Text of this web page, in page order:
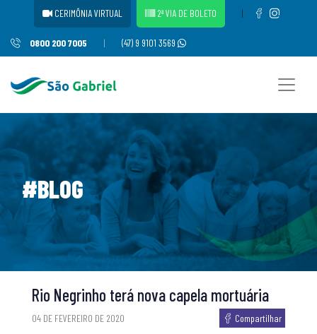
0800 200 7005 | (47) 9 9101 3569
CERIMÔNIA VIRTUAL 2ª VIA DE BOLETO |
#BLOG
Rio Negrinho terá nova capela mortuária
04 DE FEVEREIRO DE 2020 Compartilhar